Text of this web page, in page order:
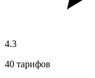
4.3
40 тарифов